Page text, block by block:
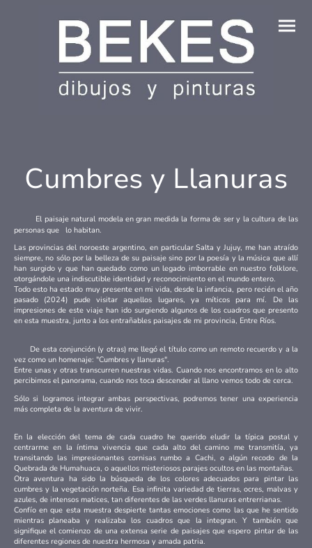
Cumbres y Llanuras
El paisaje natural modela en gran medida la forma de ser y la cultura de las
personas que lo habitan.
Las provincias del noroeste argentino, en particular Salta y Jujuy, me han atraído
siempre, no sólo por la belleza de su paisaje sino por la poesía y la música que allí
han surgido y que han quedado como un legado imborrable en nuestro folklore,
otorgándole una indiscutible identidad y reconocimiento en el mundo entero.
Todo esto ha estado muy presente en mi vida, desde la infancia, pero recién el año
pasado (2024) pude visitar aquellos lugares, ya míticos para mí. De las
impresiones de este viaje han ido surgiendo algunos de los cuadros que presento
en esta muestra, junto a los entrañables paisajes de mi provincia, Entre Ríos.
De esta conjunción (y otras) me llegó el título como un remoto recuerdo y a la
vez como un homenaje: "Cumbres y llanuras".
Entre unas y otras transcurren nuestras vidas. Cuando nos encontramos en lo alto
percibimos el panorama, cuando nos toca descender al llano vemos todo de cerca.
Sólo si logramos integrar ambas perspectivas, podremos tener una experiencia
más completa de la aventura de vivir.
En la elección del tema de cada cuadro he querido eludir la típica postal y
centrarme en la íntima vivencia que cada alto del camino me transmitía, ya
transitando las impresionantes cornisas rumbo a Cachi, o algún recodo de la
Quebrada de Humahuaca, o aquellos misteriosos parajes ocultos en las montañas.
Otra aventura ha sido la búsqueda de los colores adecuados para pintar las
cumbres y la vegetación norteña. Esa infinita variedad de tierras, ocres, malvas y
azules, de intensos matices, tan diferentes de las verdes llanuras entrerrianas.
Confío en que esta muestra despierte tantas emociones como las que he sentido
mientras planeaba y realizaba los cuadros que la integran. Y también que
signifique el comienzo de una extensa serie de paisajes que espero pintar de las
diferentes regiones de nuestra hermosa y amada patria.